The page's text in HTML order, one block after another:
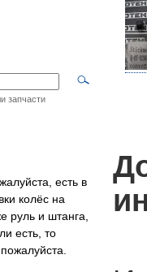
запчасти
есть в
колёс на
руль и штанга,
есть, то